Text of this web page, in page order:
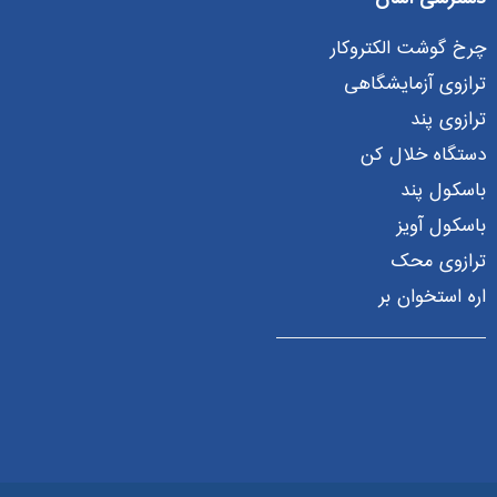
چرخ گوشت الکتروکار
ترازوی آزمایشگاهی
ترازوی پند
دستگاه خلال کن
باسکول پند
باسکول آویز
ترازوی محک
اره استخوان بر